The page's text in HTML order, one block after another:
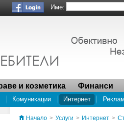
Име:
и козметика Финанси
Комуникации Интернет
Социалната отговорност на
Начало > Услуги > Интернет >